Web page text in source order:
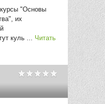
"Основы
их
куль ... Читать